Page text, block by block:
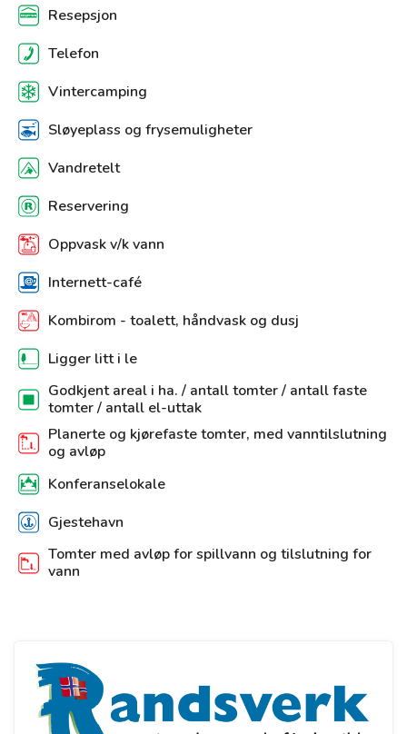
Resepsjon
Telefon
Vintercamping
Sløyeplass og frysemuligheter
Vandretelt
Reservering
Oppvask v/k vann
Internett-café
Kombirom - toalett, håndvask og dusj
Ligger litt i le
Godkjent areal i ha. / antall tomter / antall faste
tomter / antall el-uttak
Planerte og kjørefaste tomter, med vanntilslutning
og avløp
Konferanselokale
Gjestehavn
Tomter med avløp for spillvann og tilslutning for
vann